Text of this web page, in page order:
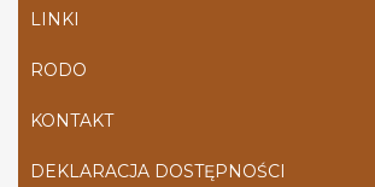
LINKI
RODO
KONTAKT
DEKLARACJA DOSTĘPNOŚCI